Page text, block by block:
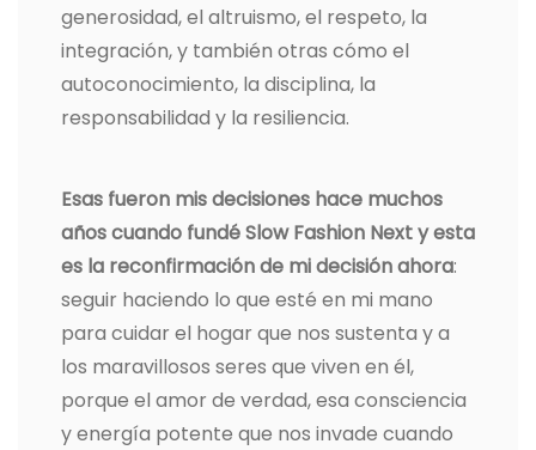
generosidad, el altruismo, el respeto, la
integración, y también otras cómo el
autoconocimiento, la disciplina, la
responsabilidad y la resiliencia.
Esas fueron mis decisiones hace muchos
años cuando fundé Slow Fashion Next y esta
es la reconfirmación de mi decisión ahora:
seguir haciendo lo que esté en mi mano
para cuidar el hogar que nos sustenta y a
los maravillosos seres que viven en él,
porque el amor de verdad, esa consciencia
y energía potente que nos invade cuando